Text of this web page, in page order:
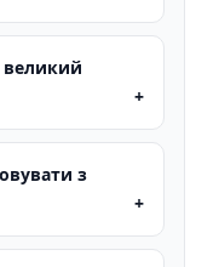
великий
з